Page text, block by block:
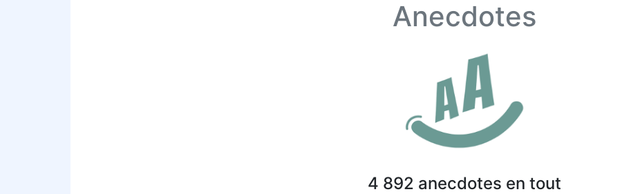
Anecdotes
4 892 anecdotes en tout